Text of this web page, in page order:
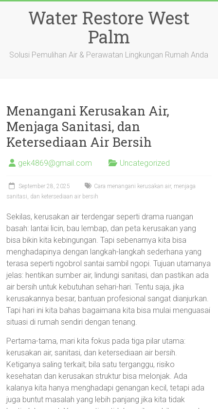
Water Restore West
Palm
Solusi Pemulihan Air & Perawatan Lingkungan Rumah Anda
Menangani Kerusakan Air,
Menjaga Sanitasi, dan
Ketersediaan Air Bersih
gek4869@gmail.com Uncategorized
September 28, 2025
Cara menangani kerusakan air, menjaga
sanitasi, dan ketersediaan air bersih
Sekilas, kerusakan air terdengar seperti drama ruangan
basah: lantai licin, bau lembap, dan peta kerusakan yang
bisa bikin kita kebingungan. Tapi sebenarnya kita bisa
menghadapinya dengan langkah-langkah sederhana yang
terasa seperti ngobrol santai sambil ngopi. Tujuan utamanya
jelas: hentikan sumber air, lindungi sanitasi, dan pastikan ada
air bersih untuk kebutuhan sehari-hari. Tentu saja, jika
kerusakannya besar, bantuan profesional sangat dianjurkan.
Tapi hari ini kita bahas bagaimana kita bisa mulai menguasai
situasi di rumah sendiri dengan tenang.
Pertama-tama, mari kita fokus pada tiga pilar utama:
kerusakan air, sanitasi, dan ketersediaan air bersih.
Ketiganya saling terkait; bila satu terganggu, risiko
kesehatan dan kerusakan struktur bisa melonjak. Ada
kalanya kita hanya menghadapi genangan kecil, tetapi ada
juga buntut masalah yang lebih panjang jika kita tidak